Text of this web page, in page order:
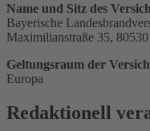
Name und Sitz des
Bayerische
Maximilianstraße 35,
Geltungsraum der
Europa
Redaktionell